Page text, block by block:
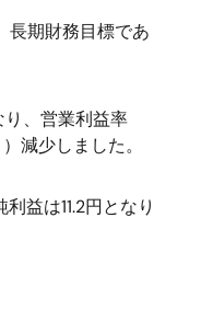
長期財務目標であ
、営業利益率
減少しました。
益は11.2円となり